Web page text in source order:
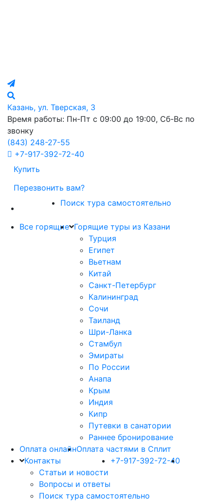
Казань, ул. Тверская, 3
Время работы: Пн-Пт с 09:00 до 19:00, Сб-Вс по
звонку
(843) 248-27-55
+7-917-392-72-40
Купить
Перезвонить вам?
Поиск тура самостоятельно
Все горящие Горящие туры из Казани
Турция
Египет
Вьетнам
Китай
Санкт-Петербург
Калининград
Сочи
Таиланд
Шри-Ланка
Стамбул
Эмираты
По России
Анапа
Крым
Индия
Кипр
Путевки в санатории
Раннее бронирование
Оплата онлайнОплата частями в Сплит
Контакты
Статьи и новости
Вопросы и ответы
+7-917-392-72-40
Поиск тура самостоятельно